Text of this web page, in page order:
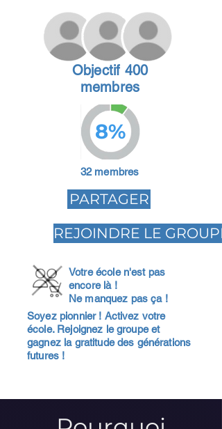
Objectif 400
membres
8%
32 membres
PARTAGER
REJOINDRE LE GROUPE
Votre école n'est pas
encore là !
Ne manquez pas ça !
Soyez pionnier ! Activez votre
école. Rejoignez le groupe et
gagnez la gratitude des générations
futures !